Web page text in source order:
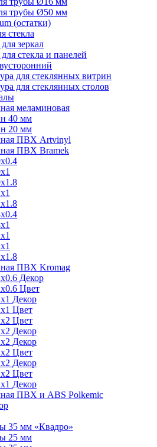
трубы Ø50 мм
(остатки)
стекла
зеркал
стекла и панелей
для стеклянных витрин
для стеклянных столов
меламиновая
40 мм
20 мм
ПВХ Artvinyl
ПВХ Bramek
ПВХ Kromag
Декор
Цвет
Декор
Цвет
Цвет
Декор
Декор
Цвет
Декор
Цвет
Декор
ПВХ и ABS Polkemic
35 мм «Квадро»
25 мм